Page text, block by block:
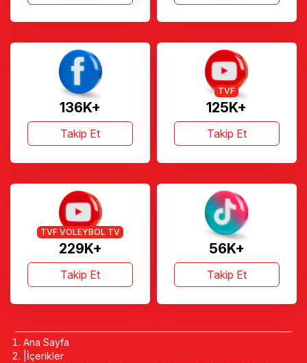
136K+
Takip Et
125K+
TVF
Takip Et
229K+
TVF VOLEYBOL TV
Takip Et
56K+
Takip Et
Ana Sayfa
İçerikler